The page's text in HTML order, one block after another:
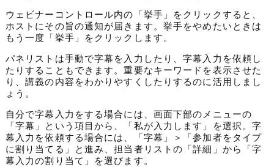
ウェビナーコントロール内の「挙手」をクリックすると、
ホストにその旨の通知が届きます。挙手をやめたいときは
もう一度「挙手」をクリックします。
パネリストは手動で字幕を入力したり、字幕入力を依頼し
たりすることもできます。重要なキーワードを表示させた
り、講義の内容をわかりやすくしたりするのに活用しまし
ょう。
自分で字幕入力をする場合には、画面下部のメニューの
「字幕」という項目から、「私が入力します」を選択。字
幕入力を依頼する場合には、「字幕」＞「参加者をタイプ
に割り当てる」と進み、担当者リストの「詳細」から「字
幕入力の割り当て」を選びます。